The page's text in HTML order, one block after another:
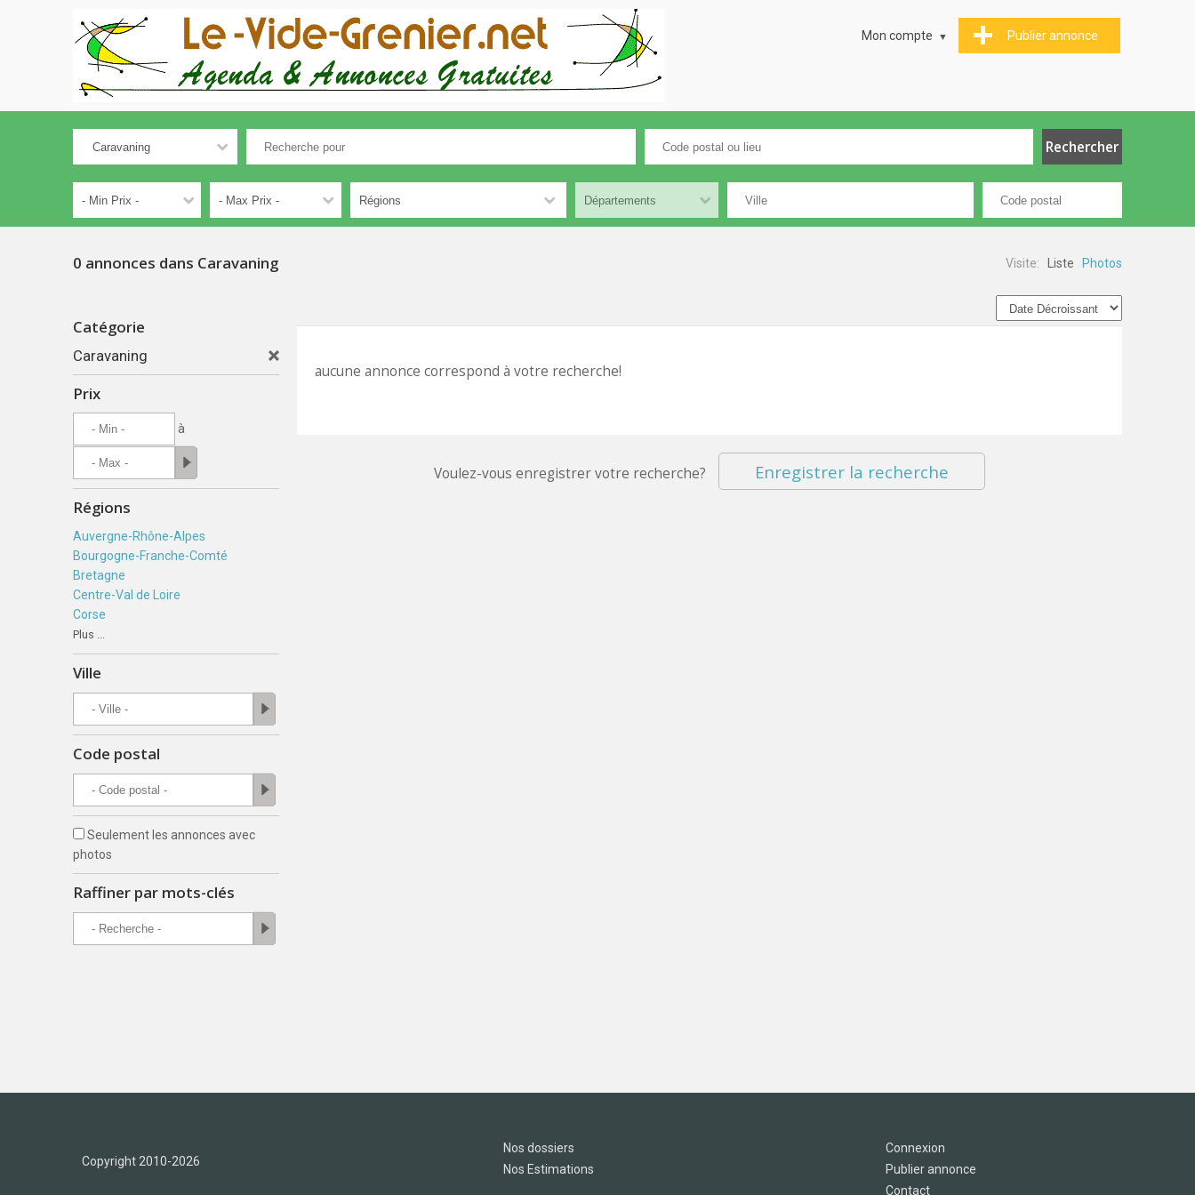
Publier annonce
Mon compte
0 annonces dans Caravaning Visite: Liste Photos
Catégorie
Caravaning
Prix
à
Régions
Auvergne-Rhône-Alpes
Bourgogne-Franche-Comté
Bretagne
Centre-Val de Loire
Corse
Plus ...
Ville
Code postal
Seulement les annonces avec
photos
Raffiner par mots-clés
aucune annonce correspond à votre recherche!
Voulez-vous enregistrer votre recherche? Enregistrer la recherche
Nos dossiers
Nos Estimations
Connexion
Publier annonce
Contact
Copyright 2010-2026